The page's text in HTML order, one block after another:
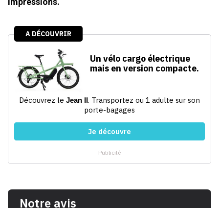
Notre avis